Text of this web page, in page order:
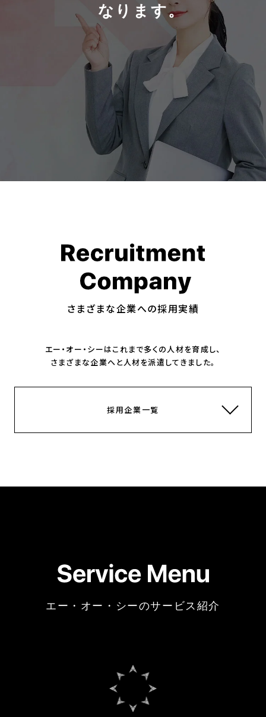
なります。
さまざまな企業への採用実績
エー・オー・シーはこれまで多くの人材を育成し、
さまざまな企業へと人材を派遣してきました。
採用企業一覧
エー・オー・シーのサービス紹介